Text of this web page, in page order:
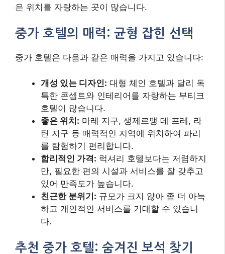
은 위치를 자랑하는 곳이 많습니다.
중가 호텔의 매력: 균형 잡힌 선택
중가 호텔은 다음과 같은 매력을 가지고 있습니다:
개성 있는 디자인: 대형 체인 호텔과 달리 독
특한 콘셉트와 인테리어를 자랑하는 부티크
호텔이 많습니다.
좋은 위치: 마레 지구, 생제르맹 데 프레, 라
틴 지구 등 매력적인 지역에 위치하여 파리
를 탐험하기 편리합니다.
합리적인 가격: 럭셔리 호텔보다는 저렴하지
만, 필요한 편의 시설과 서비스를 잘 갖추고
있어 만족도가 높습니다.
친근한 분위기: 규모가 크지 않아 좀 더 아늑
하고 개인적인 서비스를 기대할 수 있습니
다.
추천 중가 호텔: 숨겨진 보석 찾기